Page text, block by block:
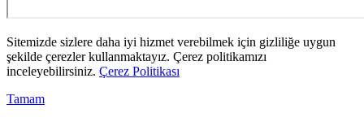
Sitemizde sizlere daha iyi hizmet verebilmek için gizliliğe uygun
şekilde çerezler kullanmaktayız. Çerez politikamızı
inceleyebilirsiniz. Çerez Politikası
Tamam